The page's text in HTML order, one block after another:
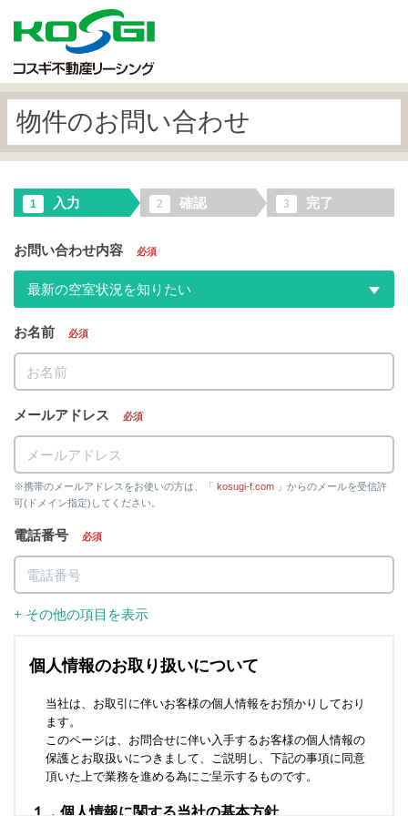
物件のお問い合わせ
1 入力 2 確認 3 完了
お問い合わせ内容 必須
最新の空室状況を知りたい
お名前 必須
メールアドレス 必須
※携帯のメールアドレスをお使いの方は、「 kosugi-f.com 」からのメールを受信許
可(ドメイン指定)してください。
電話番号 必須
+ その他の項目を表示